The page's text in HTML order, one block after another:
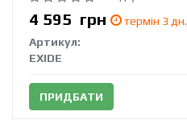
4 595 грн
термін 3 дн.
Артикул:
EXIDE
ПРИДБАТИ